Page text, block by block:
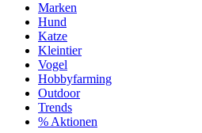
Marken
Hund
Katze
Kleintier
Vogel
Hobbyfarming
Outdoor
Trends
% Aktionen